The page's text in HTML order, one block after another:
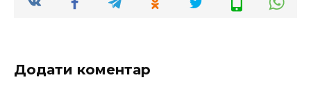
Додати коментар